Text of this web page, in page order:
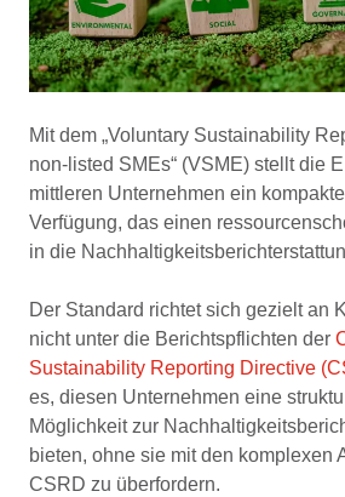
Mit dem „Voluntary Sustainability
non-listed SMEs“ (VSME) stellt die
mittleren Unternehmen ein
Verfügung, das einen
in die
Der Standard richtet sich gezielt an
nicht unter die Berichtspflichten der
Sustainability Reporting Directive
es, diesen Unternehmen eine
Möglichkeit zur
bieten, ohne sie mit den komplexen
CSRD zu überfordern.